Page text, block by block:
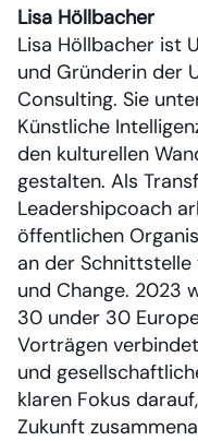
Lisa Höllbacher
Lisa Höllbacher ist
und Gründerin der
Consulting. Sie
Künstliche
den kulturellen
gestalten. Als
Leadershipcoach
öffentlichen
an der Schnittstelle
und Change. 2023
30 under 30
Vorträgen
und
klaren Fokus
Zukunft